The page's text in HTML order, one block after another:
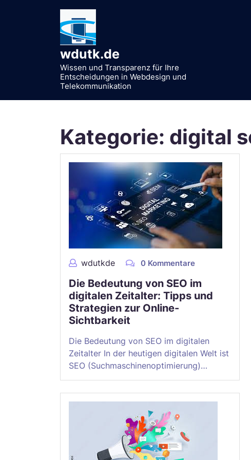
wdutk.de
Wissen und Transparenz für Ihre
Entscheidungen in Webdesign und
Telekommunikation
Kategorie: digital
wdutkde 0 Kommentare
Die Bedeutung von SEO im
digitalen Zeitalter: Tipps und
Strategien zur Online-
Sichtbarkeit
Die Bedeutung von SEO im digitalen
Zeitalter In der heutigen digitalen Welt ist
SEO (Suchmaschinenoptimierung)…